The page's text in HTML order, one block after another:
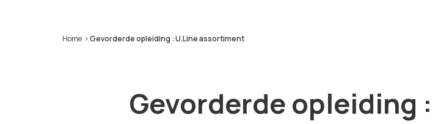
Home >Gevorderde opleiding : U.Line assortiment
Gevorderde opleiding